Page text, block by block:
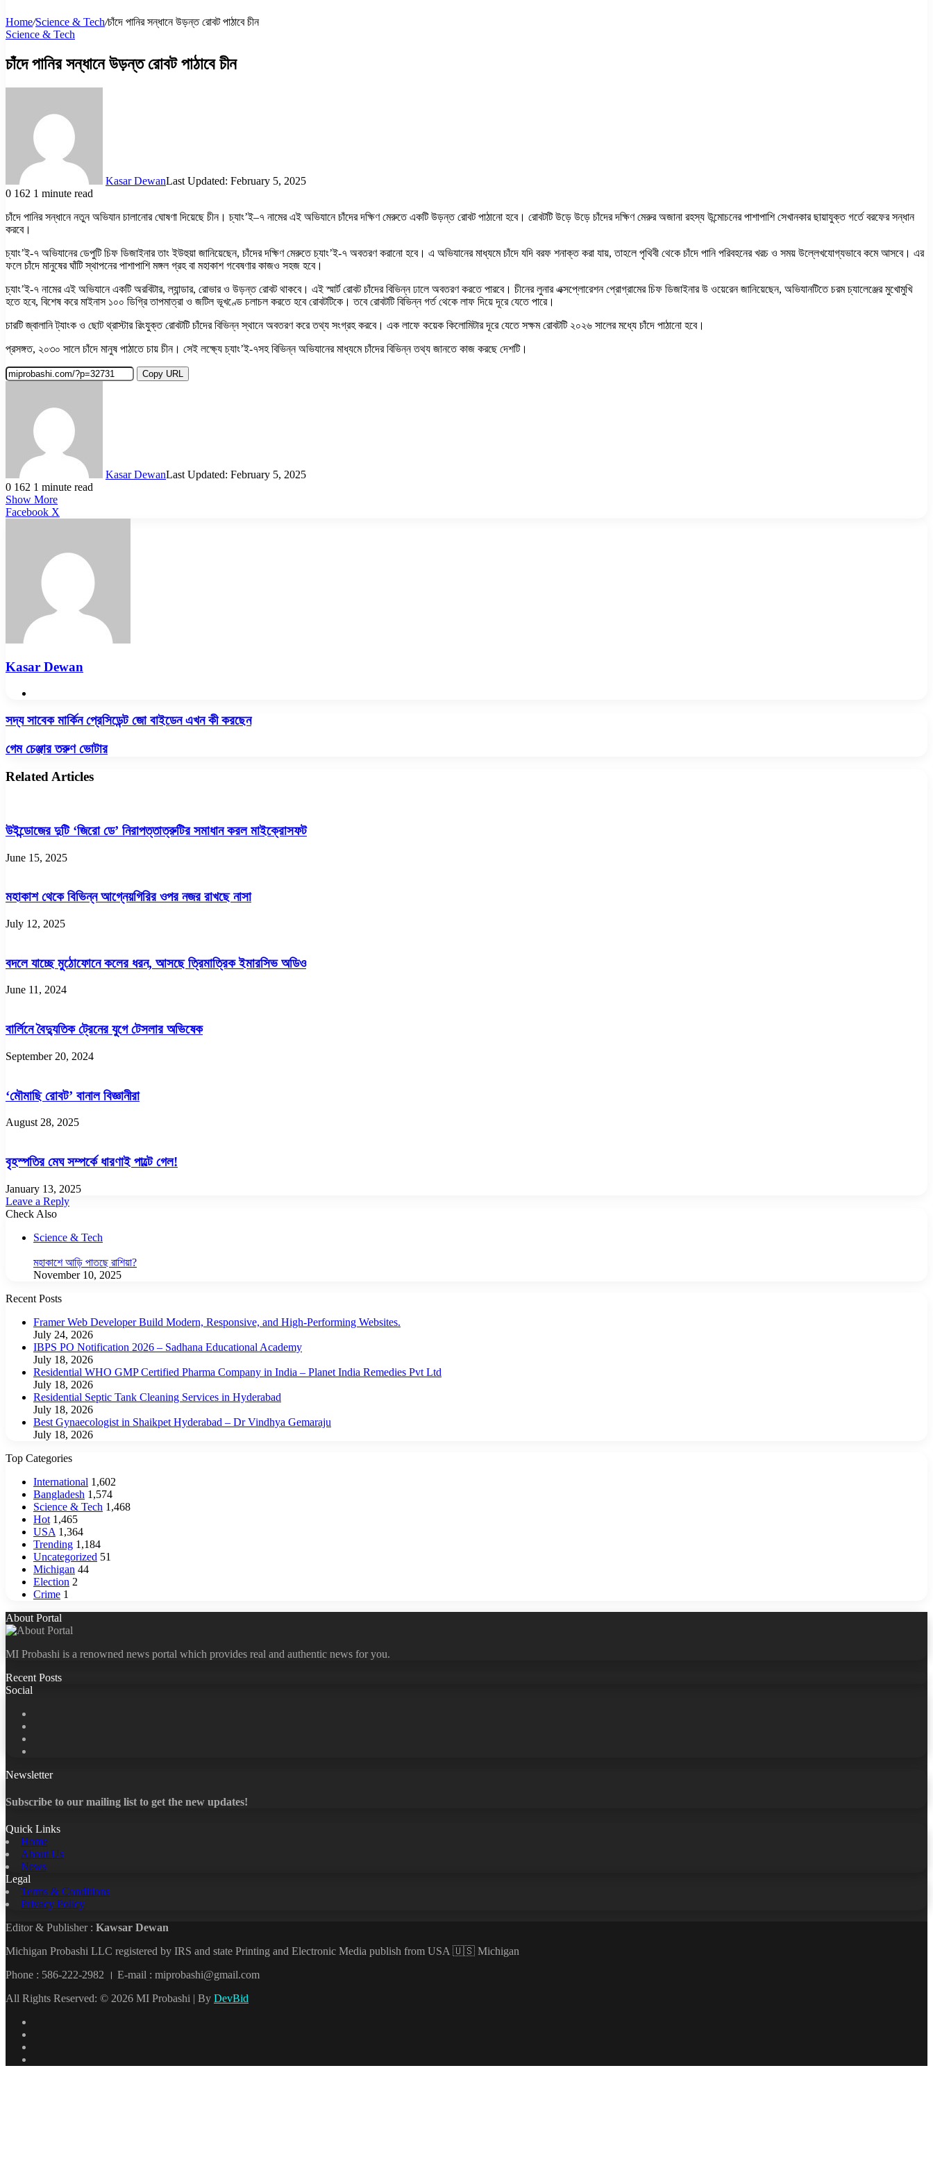
Home/Science & Tech/চাঁদে পানির সন্ধানে উড়ন্ত রোবট পাঠাবে চীন
Science & Tech
চাঁদে পানির সন্ধানে উড়ন্ত রোবট পাঠাবে চীন
Kasar DewanLast Updated: February 5, 2025
0 162 1 minute read
চাঁদে পানির সন্ধানে নতুন অভিযান চালানোর ঘোষণা দিয়েছে চীন। চ্যাং’ই–৭ নামের এই অভিযানে চাঁদের দক্ষিণ মেরুতে একটি উড়ন্ত রোবট পাঠানো হবে। রোবটটি উড়ে উড়ে চাঁদের দক্ষিণ মেরুর অজানা রহস্য উন্মোচনের পাশাপাশি সেখানকার ছায়াযুক্ত গর্তে বরফের সন্ধান
করবে।
চ্যাং’ই-৭ অভিযানের ডেপুটি চিফ ডিজাইনার তাং ইউহুয়া জানিয়েছেন, চাঁদের দক্ষিণ মেরুতে চ্যাং’ই-৭ অবতরণ করানো হবে। এ অভিযানের মাধ্যমে চাঁদে যদি বরফ শনাক্ত করা যায়, তাহলে পৃথিবী থেকে চাঁদে পানি পরিবহনের খরচ ও সময় উল্লেখযোগ্যভাবে কমে আসবে। এর
ফলে চাঁদে মানুষের ঘাঁটি স্থাপনের পাশাপাশি মঙ্গল গ্রহ বা মহাকাশ গবেষণার কাজও সহজ হবে।
চ্যাং’ই-৭ নামের এই অভিযানে একটি অরবিটার, ল্যান্ডার, রোভার ও উড়ন্ত রোবট থাকবে। এই স্মার্ট রোবট চাঁদের বিভিন্ন ঢালে অবতরণ করতে পারবে। চীনের লুনার এক্সপ্লোরেশন প্রোগ্রামের চিফ ডিজাইনার উ ওয়েরেন জানিয়েছেন, অভিযানটিতে চরম চ্যালেঞ্জের মুখোমুখি
হতে হবে, বিশেষ করে মাইনাস ১০০ ডিগ্রি তাপমাত্রা ও জটিল ভূখণ্ডে চলাচল করতে হবে রোবটটিকে। তবে রোবটটি বিভিন্ন গর্ত থেকে লাফ দিয়ে দূরে যেতে পারে।
চারটি জ্বালানি ট্যাংক ও ছোট থ্রাস্টার রিংযুক্ত রোবটটি চাঁদের বিভিন্ন স্থানে অবতরণ করে তথ্য সংগ্রহ করবে। এক লাফে কয়েক কিলোমিটার দূরে যেতে সক্ষম রোবটটি ২০২৬ সালের মধ্যে চাঁদে পাঠানো হবে।
প্রসঙ্গত, ২০৩০ সালে চাঁদে মানুষ পাঠাতে চায় চীন। সেই লক্ষ্যে চ্যাং’ই-৭সহ বিভিন্ন অভিযানের মাধ্যমে চাঁদের বিভিন্ন তথ্য জানতে কাজ করছে দেশটি।
Copy URL
Kasar DewanLast Updated: February 5, 2025
0 162 1 minute read
Show More
Facebook X
Kasar Dewan
সদ্য
সাবেক
মার্কিন
প্রেসিডেন্ট
বাইডেন
সদ্য সাবেক মার্কিন প্রেসিডেন্ট জো বাইডেন এখন কী করছেন
গেম
তরুণ
ভোটার
গেম চেঞ্জার তরুণ ভোটার
Related Articles
উইন্ডোজের দুটি ‘জিরো ডে’ নিরাপত্তাত্রুটির সমাধান করল মাইক্রোসফট
June 15, 2025
মহাকাশ থেকে বিভিন্ন আগ্নেয়গিরির ওপর নজর রাখছে নাসা
July 12, 2025
বদলে যাচ্ছে মুঠোফোনে কলের ধরন, আসছে ত্রিমাত্রিক ইমারসিভ অডিও
June 11, 2024
বার্লিনে বৈদ্যুতিক ট্রেনের যুগে টেসলার অভিষেক
September 20, 2024
‘মৌমাছি রোবট’ বানাল বিজ্ঞানীরা
August 28, 2025
বৃহস্পতির মেঘ সম্পর্কে ধারণাই পাল্টে গেল!
January 13, 2025
Leave a Reply
Check Also
Science & Tech
মহাকাশে আড়ি পাতছে রাশিয়া?
November 10, 2025
Recent Posts
Framer Web Developer Build Modern, Responsive, and High-Performing Websites.
July 24, 2026
IBPS PO Notification 2026 – Sadhana Educational Academy
July 18, 2026
Residential WHO GMP Certified Pharma Company in India – Planet India Remedies Pvt Ltd
July 18, 2026
Residential Septic Tank Cleaning Services in Hyderabad
July 18, 2026
Best Gynaecologist in Shaikpet Hyderabad – Dr Vindhya Gemaraju
July 18, 2026
Top Categories
International 1,602
Bangladesh 1,574
Science & Tech 1,468
Hot 1,465
USA 1,364
Trending 1,184
Uncategorized 51
Michigan 44
Election 2
Crime 1
About Portal
MI Probashi is a renowned news portal which provides real and authentic news for you.
Recent Posts
Social
Newsletter
Subscribe to our mailing list to get the new updates!
Quick Links
Home
About Us
News
Legal
Terms & Conditions
Privacy Policy
Editor & Publisher : Kawsar Dewan
Michigan Probashi LLC registered by IRS and state Printing and Electronic Media publish from USA 🇺🇸 Michigan
Phone : 586-222-2982 । E-mail : miprobashi@gmail.com
All Rights Reserved: © 2026 MI Probashi | By DevBid